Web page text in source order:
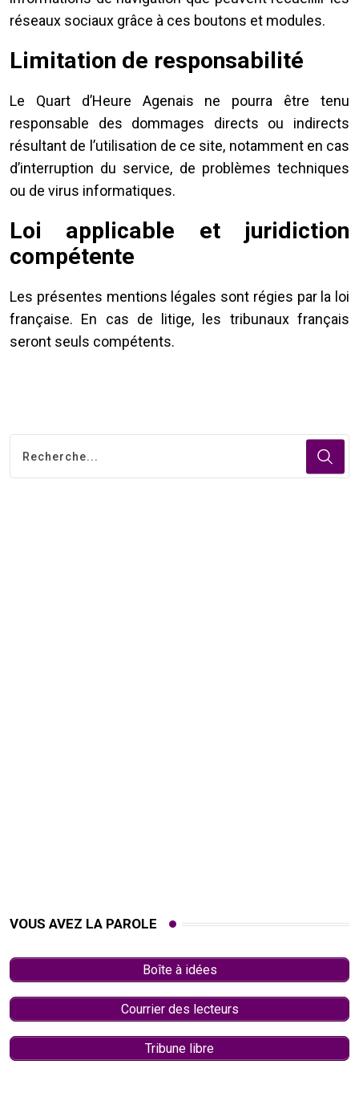
réseaux sociaux grâce à ces boutons et modules.
Limitation de responsabilité
Le Quart d’Heure Agenais ne pourra être tenu
responsable des dommages directs ou indirects
résultant de l’utilisation de ce site, notamment en cas
d’interruption du service, de problèmes techniques
ou de virus informatiques.
Loi applicable et juridiction
compétente
Les présentes mentions légales sont régies par la loi
française. En cas de litige, les tribunaux français
seront seuls compétents.
VOUS AVEZ LA PAROLE
Boîte à idées
Courrier des lecteurs
Tribune libre